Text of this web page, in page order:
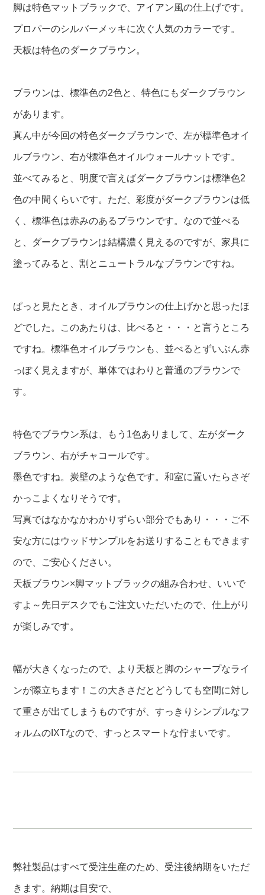
脚は特色マットブラックで、アイアン風の仕上げです。
プロパーのシルバーメッキに次ぐ人気のカラーです。
天板は特色のダークブラウン。
ブラウンは、標準色の2色と、特色にもダークブラウン
があります。
真ん中が今回の特色ダークブラウンで、左が標準色オイ
ルブラウン、右が標準色オイルウォールナットです。
並べてみると、明度で言えばダークブラウンは標準色2
色の中間くらいです。ただ、彩度がダークブラウンは低
く、標準色は赤みのあるブラウンです。なので並べる
と、ダークブラウンは結構濃く見えるのですが、家具に
塗ってみると、割とニュートラルなブラウンですね。
ぱっと見たとき、オイルブラウンの仕上げかと思ったほ
どでした。このあたりは、比べると・・・と言うところ
ですね。標準色オイルブラウンも、並べるとずいぶん赤
っぽく見えますが、単体ではわりと普通のブラウンで
す。
特色でブラウン系は、もう1色ありまして、左がダーク
ブラウン、右がチャコールです。
墨色ですね。炭壁のような色です。和室に置いたらさぞ
かっこよくなりそうです。
写真ではなかなかわかりずらい部分でもあり・・・ご不
安な方にはウッドサンプルをお送りすることもできます
ので、ご安心ください。
天板ブラウン×脚マットブラックの組み合わせ、いいで
すよ～先日デスクでもご注文いただいたので、仕上がり
が楽しみです。
幅が大きくなったので、より天板と脚のシャープなライ
ンが際立ちます！この大きさだとどうしても空間に対し
て重さが出てしまうものですが、すっきりシンプルなフ
ォルムのIXTなので、すっとスマートな佇まいです。
弊社製品はすべて受注生産のため、受注後納期をいただ
きます。納期は目安で、